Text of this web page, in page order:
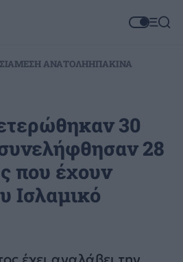
ΜΕΣΗ ΑΝΑΤΟΛΗΗΠΑΚΙΝΑ
30
28
που έχουν
Ισλαμικό